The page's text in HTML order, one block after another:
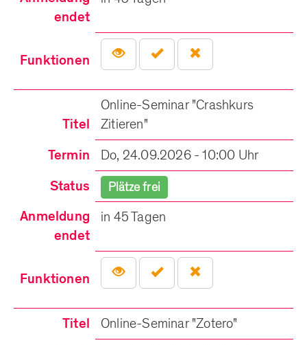
endet
Funktionen
Titel
Online-Seminar "Crashkurs
Zitieren"
Termin
Do, 24.09.2026 - 10:00 Uhr
Status
Plätze frei
Anmeldung
endet
in 45 Tagen
Funktionen
Titel
Online-Seminar "Zotero"